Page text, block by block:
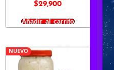
$29,900
Añadir al carrito
NUEVO